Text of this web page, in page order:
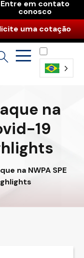
Entre em contato
conosco
uma cotação
na
19
na NWPA SPE